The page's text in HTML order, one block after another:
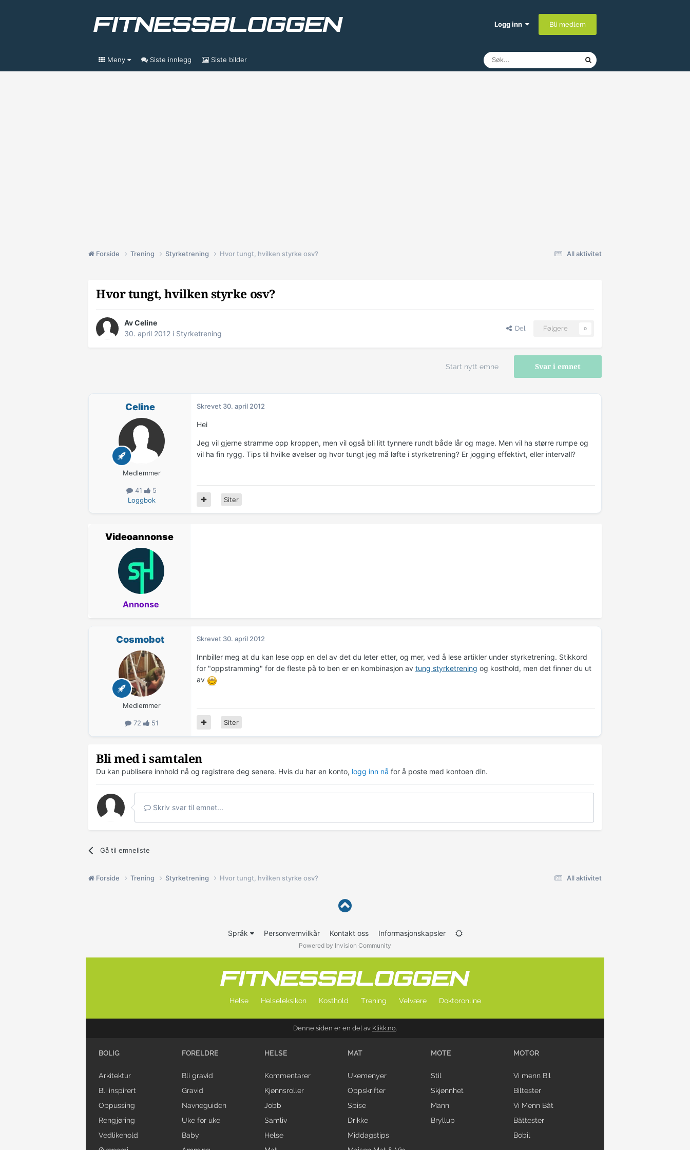
Logg inn Bli medlem
Meny Siste innlegg Siste bilder
All aktivitet
Forside Trening Styrketrening Hvor tungt, hvilken styrke osv?
Hvor tungt, hvilken styrke osv?
AvCeline
30. april 2012 i Styrketrening
Del Følgere 0
Svar i emnet
Start nytt emne
Celine
Medlemmer
41
5
Loggbok
Skrevet 30. april 2012
Hei
Jeg vil gjerne stramme opp kroppen, men vil også bli litt tynnere rundt både lår og mage. Men vil ha større rumpe og
vil ha fin rygg. Tips til hvilke øvelser og hvor tungt jeg må løfte i styrketrening? Er jogging effektivt, eller intervall?
Siter
Videoannonse
Annonse
Cosmobot
Medlemmer
72 51
Skrevet 30. april 2012
Innbiller meg at du kan lese opp en del av det du leter etter, og mer, ved å lese artikler under styrketrening. Stikkord
for "oppstramming" for de fleste på to ben er en kombinasjon av tung styrketrening og kosthold, men det finner du ut
av
Siter
Bli med i samtalen
Du kan publisere innhold nå og registrere deg senere. Hvis du har en konto, logg inn nå for å poste med kontoen din.
Skriv svar til emnet...
Gå til emneliste
All aktivitet
Forside Trening Styrketrening Hvor tungt, hvilken styrke osv?
Språk Personvernvilkår Kontakt oss Informasjonskapsler
Powered by Invision Community
Helse Helseleksikon Kosthold Trening Velvære Doktoronline
Denne siden er en del av Klikk.no.
BOLIG
Arkitektur
Bli inspirert
Oppussing
Rengjøring
Vedlikehold
FORELDRE
Bli gravid
Gravid
Navneguiden
Uke for uke
Baby
HELSE
Kommentarer
Kjønnsroller
Jobb
Samliv
Helse
MAT
Ukemenyer
Oppskrifter
Spise
Drikke
Middagstips
MOTE
Stil
Skjønnhet
Mann
Bryllup
MOTOR
Vi menn Bil
Biltester
Vi Menn Båt
Båttester
Bobil